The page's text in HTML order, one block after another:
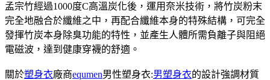
孟宗竹經過1000度C高溫炭化後，運用奈米技術，將竹炭粉末
完全地融合於纖維之中，再配合纖維本身的特殊結構，可完全
發揮竹炭本身除臭功能的特性，並產生人體所需負離子與阻絕
電磁波，達到健康穿襪的舒適。
關於塑身衣廠商equmen男性塑身衣:男塑身衣的設計強調材質